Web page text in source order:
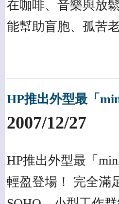
在咖啡、音樂與放
能幫助盲胞、孤苦
HP推出外型最「
2007/12/27
HP推出外型最「
輕盈登場！ 完全滿